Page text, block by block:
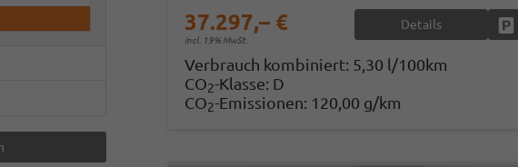
37.297,– €
incl. 19% MwSt.
Details
Verbrauch kombiniert: 5,30 l/100km
CO2-Klasse: D
CO2-Emissionen: 120,00 g/km